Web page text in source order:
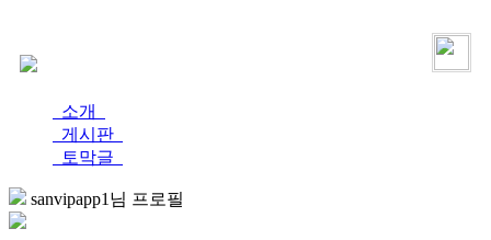
소개
게시판
토막글
sanvipapp1님 프로필